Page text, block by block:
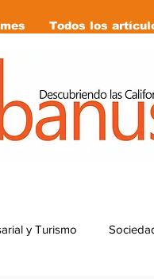
Todos los
y Turismo